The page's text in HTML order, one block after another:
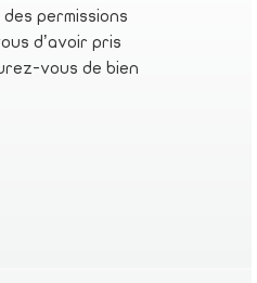
permissions
d’avoir pris
vous de bien